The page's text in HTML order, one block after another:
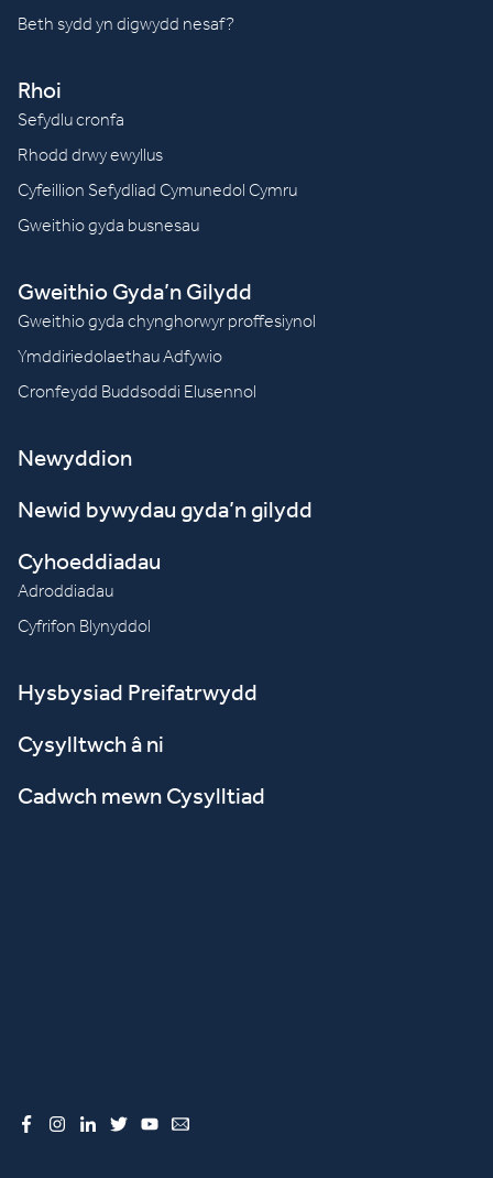
Beth sydd yn digwydd nesaf?
Rhoi
Sefydlu cronfa
Rhodd drwy ewyllus
Cyfeillion Sefydliad Cymunedol Cymru
Gweithio gyda busnesau
Gweithio Gyda’n Gilydd
Gweithio gyda chynghorwyr proffesiynol
Ymddiriedolaethau Adfywio
Cronfeydd Buddsoddi Elusennol
Newyddion
Newid bywydau gyda’n gilydd
Cyhoeddiadau
Adroddiadau
Cyfrifon Blynyddol
Hysbysiad Preifatrwydd
Cysylltwch â ni
Cadwch mewn Cysylltiad